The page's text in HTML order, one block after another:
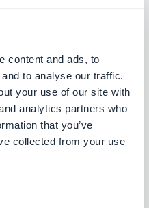
content and ads, to
to analyse our traffic.
your use of our site with
analytics partners who
that you’ve
collected from your use
ist auch ohne